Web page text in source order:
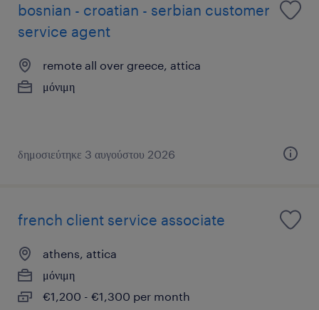
bosnian - croatian - serbian customer
service agent
remote all over greece, attica
μόνιμη
δημοσιεύτηκε 3 αυγούστου 2026
french client service associate
athens, attica
μόνιμη
€1,200 - €1,300 per month